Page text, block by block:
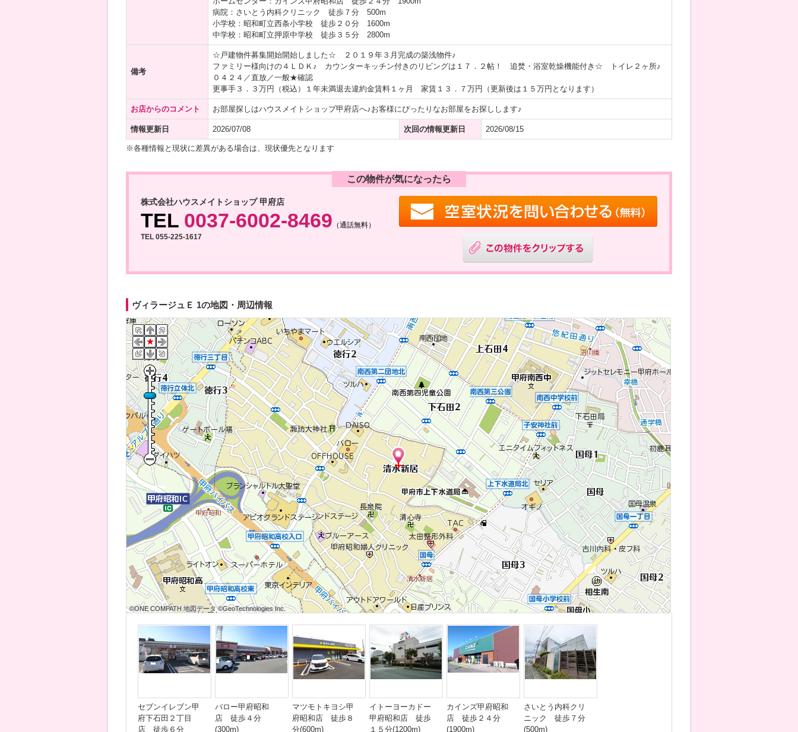
病院：さいとう内科クリニック 徒歩７分 500m
小学校：昭和町立西条小学校 徒歩２０分 1600m
中学校：昭和町立押原中学校 徒歩３５分 2800m
備考
☆戸建物件募集開始開始しました☆ ２０１９年３月完成の築浅物件♪
ファミリー様向けの４ＬＤＫ♪ カウンターキッチン付きのリビングは１７．２帖！ 追焚・浴室乾燥機能付き☆ トイレ２ヶ所♪
０４２４／直放／一般★確認
更事手３．３万円（税込）１年未満退去違約金賃料１ヶ月 家賃１３．７万円（更新後は１５万円となります）
お店からのコメント お部屋探しはハウスメイトショップ甲府店へ♪お客様にぴったりなお部屋をお探しします♪
情報更新日 2026/07/08 次回の情報更新日 2026/08/15
※各種情報と現状に差異がある場合は、現状優先となります
この物件が気になったら
株式会社ハウスメイトショップ 甲府店
TEL 0037-6002-8469 （通話無料）
TEL 055-225-1617
ヴィラージュＥ 1の地図・周辺情報
©ONE COMPATH 地図データ ©GeoTechnologies Inc.
©ONE COMPATH 地図データ ©GeoTechnologies Inc.
©ONE COMPATH 地図データ ©GeoTechnologies Inc.
©ONE COMPATH 地図データ ©GeoTechnologies Inc.
©ONE COMPATH 地図データ ©GeoTechnologies Inc.
©ONE COMPATH 地図データ ©GeoTechnologies Inc.
©ONE COMPATH 地図データ ©GeoTechnologies Inc.
©ONE COMPATH 地図データ ©GeoTechnologies Inc.
©ONE COMPATH 地図データ ©GeoTechnologies Inc.
セブンイレブン甲
府下石田２丁目
店 徒歩６分
バロー甲府昭和
店 徒歩４分
(300m)
マツモトキヨシ甲
府昭和店 徒歩８
分(600m)
イトーヨーカドー
甲府昭和店 徒歩
１５分(1200m)
カインズ甲府昭和
店 徒歩２４分
(1900m)
さいとう内科クリ
ニック 徒歩７分
(500m)